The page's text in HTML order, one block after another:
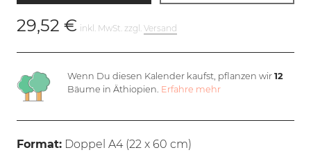
29,52 € inkl. MwSt. zzgl. Versand
Wenn Du diesen Kalender kaufst, pflanzen wir 12
Bäume in Äthiopien. Erfahre mehr
Format: Doppel A4 (22 x 60 cm)